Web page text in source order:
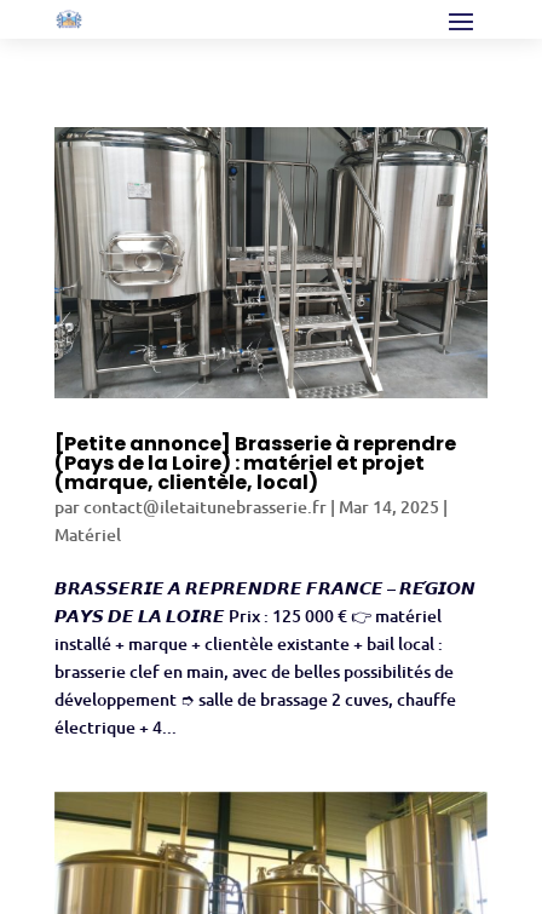
[Petite annonce] Brasserie à reprendre
(Pays de la Loire) : matériel et projet
(marque, clientèle, local)
parcontact@iletaitunebrasserie.fr| Mar 14, 2025 |
Matériel
𝘽𝙍𝘼𝙎𝙎𝙀𝙍𝙄𝙀 𝘼 𝙍𝙀𝙋𝙍𝙀𝙉𝘿𝙍𝙀 𝙁𝙍𝘼𝙉𝘾𝙀 – 𝙍𝙀́𝙂𝙄𝙊𝙉
𝙋𝘼𝙔𝙎 𝘿𝙀 𝙇𝘼 𝙇𝙊𝙄𝙍𝙀 Prix : 125 000 € 👉 matériel
installé + marque + clientèle existante + bail local :
brasserie clef en main, avec de belles possibilités de
développement ➮ salle de brassage 2 cuves, chauffe
électrique + 4...